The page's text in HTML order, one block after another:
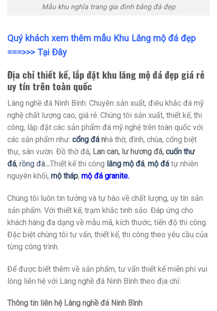
Mẫu khu nghĩa trang gia đình bằng đá đẹp
Quý khách xem thêm mẫu Khu Lăng mộ đá đẹp
===>>>Tại Đây
Địa chỉ thiết kế, lắp đặt khu lăng mộ đá đẹp giá rẻ
uy tín trên toàn quốc
Làng nghề đá Ninh Bình: Chuyên sản xuất, điêu khắc đá mỹ
nghệ chất lượng cao, giá rẻ. Chúng tôi sản xuất, thiết kế, thi
công, lắp đặt các sản phẩm đá mỹ nghệ trên toàn quốc với
các sản phẩm như: cổng đá nhà thờ, đình, chùa, cổng biệt
thự, sân vườn. Đồ thờ đá, Lan can, lư hương đá, cuốn thư
đá, rồng đá…Thiết kế thi công lăng mộ đá, mộ đá tự nhiên
nguyên khối, mộ tháp, mộ đá granite.
Chúng tôi luôn tin tưởng và tự hào về chất lượng, uy tín sản
sản phẩm. Với thiết kế, trạm khắc tinh sảo. Đáp ứng cho
khách hàng đa dạng về mẫu mã, kích thước, tiến độ thi công.
Đặc biệt chúng tôi tư vấn, thiết kế, thi công theo yêu cầu của
từng công trình.
Để được biết thêm về sản phẩm, tư vấn thiết kế miễn phí vui
lòng liên hệ với Làng nghề đá Ninh Bình theo địa chỉ:
Thông tin liên hệ Làng nghề đá Ninh Bình